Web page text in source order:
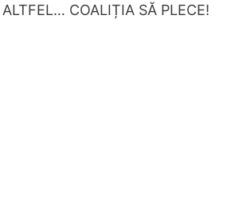
COALIȚIA SĂ PLECE!